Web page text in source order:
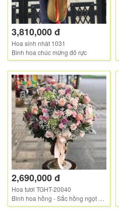
3,810,000 đ
Hoa sinh nhật 1031
Bình hoa chúc mừng đỏ rực
2,690,000 đ
Hoa tươi TGHT-20040